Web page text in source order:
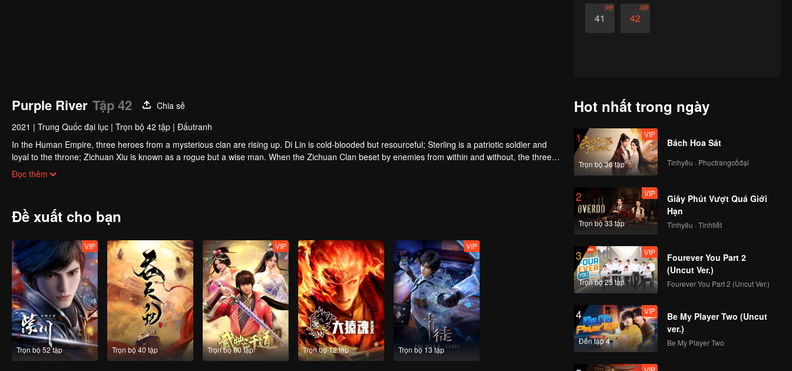
41
VIP
42
VIP
Purple River Tập 42
Chia sẻ
2021 | Trung Quốc đại lục | Trọn bộ 42 tập | Đấutranh
In the Human Empire, three heroes from a mysterious clan are rising up. Di Lin is cold-blooded but resourceful; Sterling is a patriotic soldier and
loyal to the throne; Zichuan Xiu is known as a rogue but a wise man. When the Zichuan Clan beset by enemies from within and without, the three
brothers displayed their respective abilities: Zichuan Xiu repelled the Demons and ventured his life on hunting down the rebel; Sterling resolutely
chose his family rather than beloved lover... Humans, demons, orcs, and eastern tribes are constantly entangled and bring chaos to this continent.
Đọc thêm
Đề xuất cho bạn
Trọn bộ 52 tập
VIP
Trọn bộ 40 tập Trọn bộ 60 tập
VIP
Trọn bộ 12 tập Trọn bộ 13 tập
VIP
Hot nhất trong ngày
1
Trọn bộ 36 tập
VIP
Bách Hoa Sát
Tìnhyêu · Phụctrangcổđại
2
Trọn bộ 33 tập
VIP
Giây Phút Vượt Quá Giới
Hạn
Tìnhyêu · Tìnhtiết
3
Trọn bộ 25 tập
VIP
Fourever You Part 2
(Uncut Ver.)
Fourever You Part 2 (Uncut Ver.)
4
Đến tập 4
VIP
Be My Player Two (Uncut
ver.)
Be My Player Two